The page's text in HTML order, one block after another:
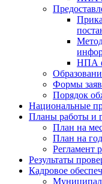
НПА
Формы
Порядок
Национальные
Планы работы и
План на
План на год
Регламент
Результаты
Кадровое